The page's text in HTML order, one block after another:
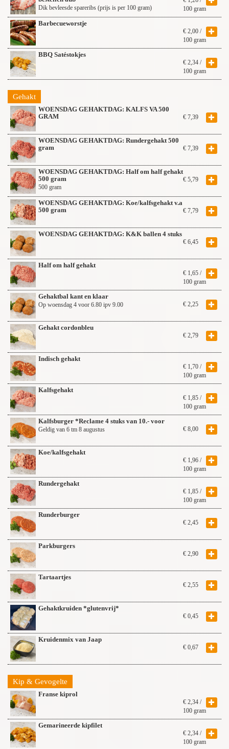
100 gram
Dik bevleesde spareribs (prijs is per 100 gram)
€ 2,00 /
100 gram
Barbecueworstje
€ 2,34 /
100 gram
BBQ Satéstokjes
Gehakt
€ 7,39
WOENSDAG GEHAKTDAG: KALFS VA 500
GRAM
€ 7,39
WOENSDAG GEHAKTDAG: Rundergehakt 500
gram
€ 5,79
WOENSDAG GEHAKTDAG: Half om half gehakt
500 gram
500 gram
€ 7,79
WOENSDAG GEHAKTDAG: Koe/kalfsgehakt v.a
500 gram
€ 6,45
WOENSDAG GEHAKTDAG: K&K ballen 4 stuks
€ 1,65 /
100 gram
Half om half gehakt
€ 2,25
Gehaktbal kant en klaar
Op woensdag 4 voor 6.80 ipv 9.00
€ 2,79
Gehakt cordonbleu
€ 1,70 /
100 gram
Indisch gehakt
€ 1,85 /
100 gram
Kalfsgehakt
€ 8,00
Kalfsburger *Reclame 4 stuks van 10.- voor
Geldig van 6 tm 8 augustus
€ 1,96 /
100 gram
Koe/kalfsgehakt
€ 1,85 /
100 gram
Rundergehakt
€ 2,45
Runderburger
€ 2,90
Parkburgers
€ 2,55
Tartaartjes
€ 0,45
Gehaktkruiden *glutenvrij*
€ 0,67
Kruidenmix van Jaap
Kip & Gevogelte
€ 2,34 /
100 gram
Franse kiprol
€ 2,34 /
100 gram
Gemarineerde kipfilet